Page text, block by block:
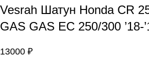
Vesrah Шатун Honda CR
GAS GAS EC 250/300 ’18-
13000 ₽